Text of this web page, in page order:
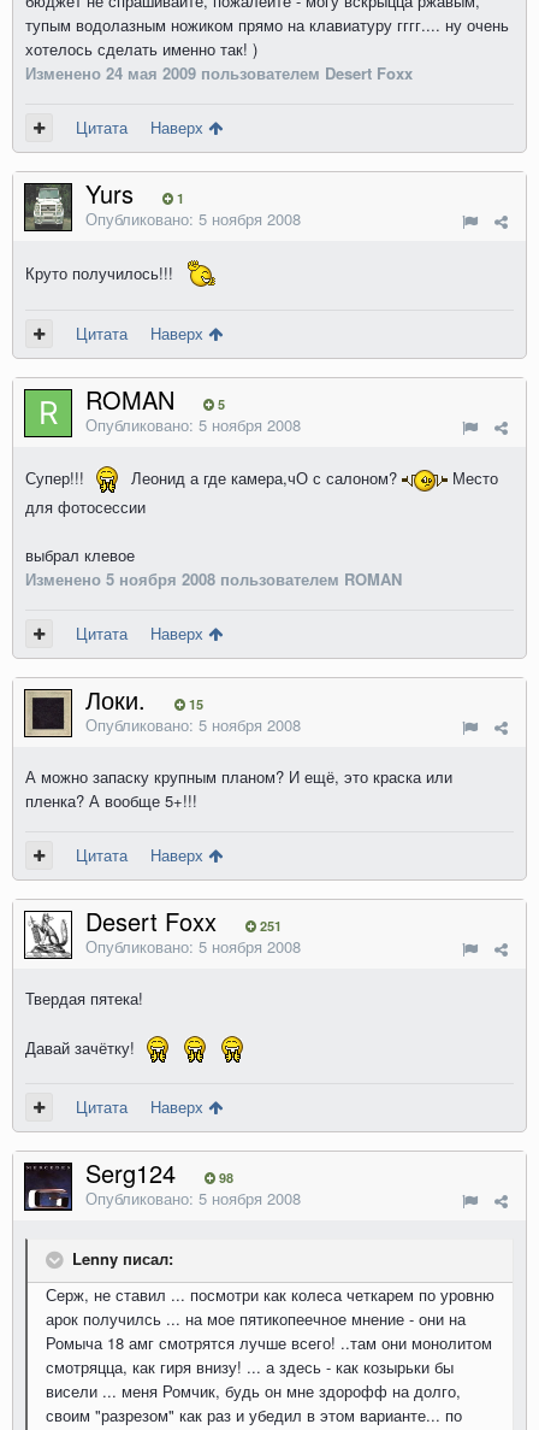
тупым водолазным ножиком прямо на клавиатуру гггг.... ну очень
хотелось сделать именно так! )
Изменено 24 мая 2009 пользователем Desert Foxx
Цитата Наверх
Yurs 1
Опубликовано: 5 ноября 2008
Круто получилось!!!
Цитата Наверх
ROMAN 5
Опубликовано: 5 ноября 2008
Супер!!! Леонид а где камера,чО с салоном?
Место
для фотосессии
выбрал клевое
Изменено 5 ноября 2008 пользователем ROMAN
Цитата Наверх
Локи. 15
Опубликовано: 5 ноября 2008
А можно запаску крупным планом? И ещё, это краска или
пленка? А вообще 5+!!!
Цитата Наверх
Desert Foxx 251
Опубликовано: 5 ноября 2008
Твердая пятека!
Давай зачётку!
Цитата Наверх
Serg124 98
Опубликовано: 5 ноября 2008
Lenny писал:
Серж, не ставил ... посмотри как колеса четкарем по уровню
арок получилсь ... на мое пятикопеечное мнение - они на
Ромыча 18 амг смотрятся лучше всего! ..там они монолитом
смотряцца, как гиря внизу! ... а здесь - как козырьки бы
висели ... меня Ромчик, будь он мне здорофф на долго,
своим "разрезом" как раз и убедил в этом варианте... по